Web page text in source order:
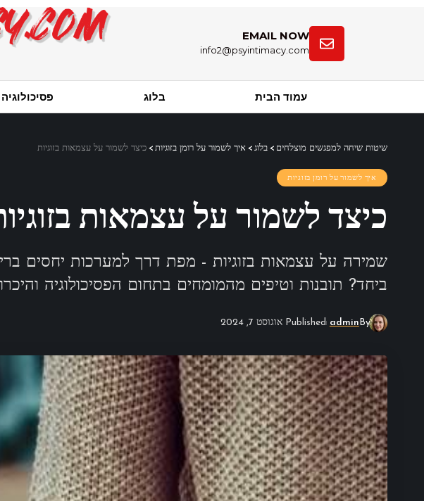
EMAIL NOW
info2@psyintimacy.com
עמוד הבית בלוג
שיטות שיחה למפגשים מוצלחים > בלוג > איך לשמור על רומן בזוגיות > כיצד לשמור על עצמאות בזוגיות
איך לשמור על רומן בזוגיות
כיצד לשמור על עצמאות
שמירה על עצמאות בזוגיות - מפת דרך למערכות יחסים
ביחד? תובנות וטיפים מהמומחים בתחום הפסיכולוגיה
By
admin Published אוגוסט 7, 2024